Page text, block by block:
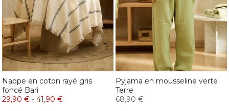
Nappe en coton rayé gris
foncé Bari
29,90 € - 41,90 €
Pyjama en mousseline verte
Terre
68,90 €